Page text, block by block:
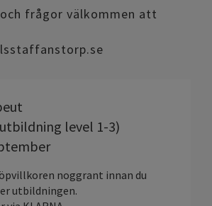
frågor välkommen att
level 1-3)
noggrant innan du
utbildningen.